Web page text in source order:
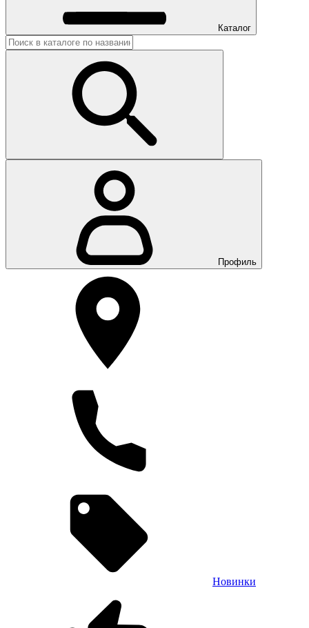
Каталог
Профиль
Новинки